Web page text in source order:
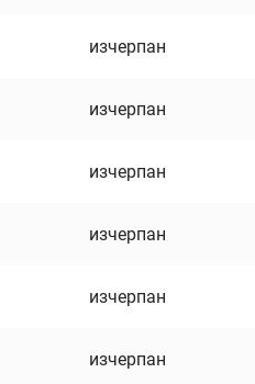
изчерпан
изчерпан
изчерпан
изчерпан
изчерпан
изчерпан